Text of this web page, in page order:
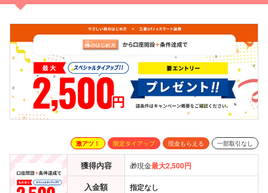
激アツ！ 限定タイアップ 現金もらえる 一部取引なし
獲得内容 🎁現金最大2,500円
入金額 指定なし